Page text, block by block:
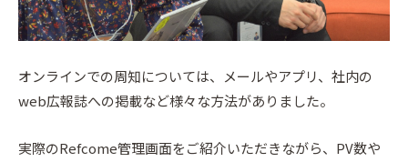
オンラインでの周知については、メールやアプリ、社内の
web広報誌への掲載など様々な方法がありました。
実際のRefcome管理画面をご紹介いただきながら、PV数や